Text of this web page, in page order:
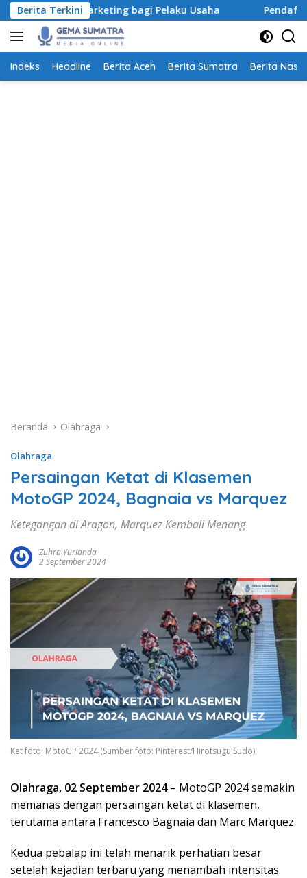
Langsung
ke
konten
Berita Terkini
Marketing bagi Pelaku Usaha Pendaftaran
Indeks Headline Berita Aceh Berita Sumatra Berita
Beranda Olahraga
Olahraga
Persaingan Ketat di Klasemen
MotoGP 2024, Bagnaia vs Marquez
Ketegangan di Aragon, Marquez Kembali Menang
Zuhra Yurianda
2 September 2024
Ket foto: MotoGP 2024 (Sumber foto: Pinterest/Hirotsugu Sudo)
Olahraga, 02 September 2024– MotoGP 2024 semakin
memanas dengan persaingan ketat di klasemen,
terutama antara Francesco Bagnaia dan Marc Marquez.
Kedua pebalap ini telah menarik perhatian besar
setelah kejadian terbaru yang menambah intensitas